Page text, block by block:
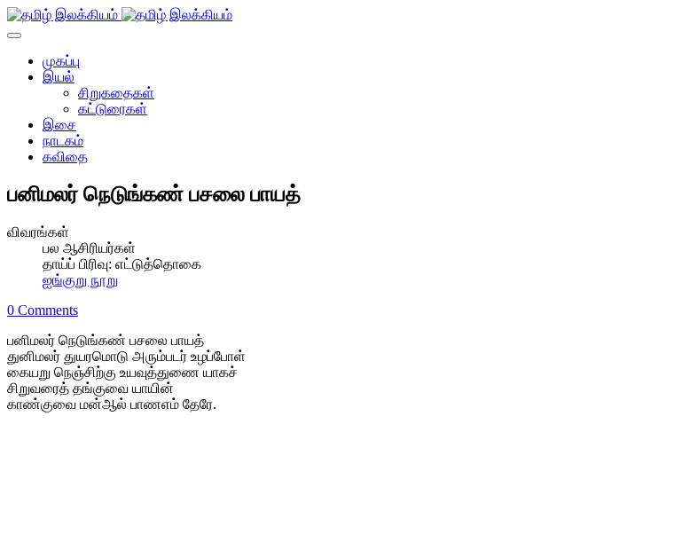
முகப்பு
இயல்
சிறுகதைகள்
கட்டுரைகள்
இசை
நாடகம்
கவிதை
பனிமலர் நெடுங்கண் பசலை பாயத்
விவரங்கள்
பல ஆசிரியர்கள்
தாய்ப் பிரிவு: எட்டுத்தொகை
ஐங்குறு நூறு
0 Comments
பனிமலர் நெடுங்கண் பசலை பாயத்
துனிமலர் துயரமொடு அரும்படர் உழப்போள்
கையறு நெஞ்சிற்கு உயவுத்துணை யாகச்
சிறுவரைத் தங்குவை யாயின்
காண்குவை மன்ஆல் பாணஎம் தேரே.